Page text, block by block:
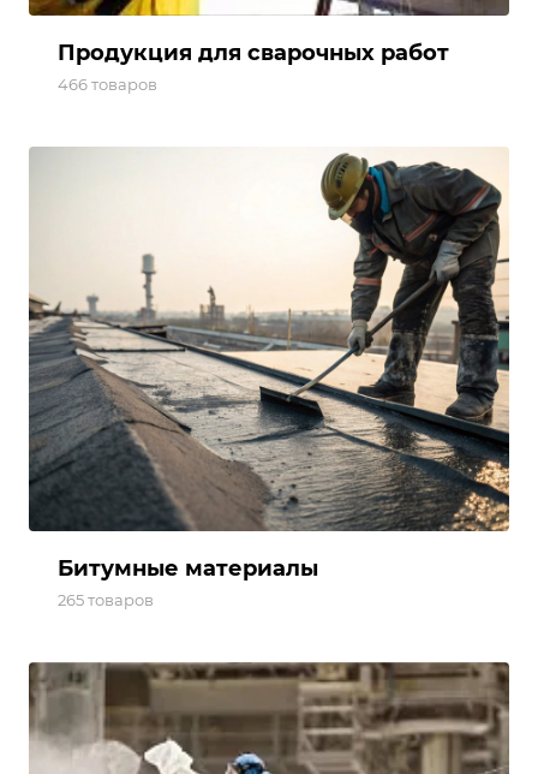
Продукция для сварочных работ
466 товаров
Битумные материалы
265 товаров